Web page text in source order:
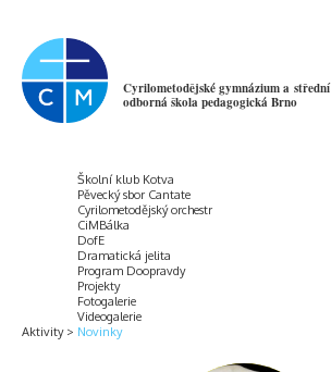
Cyrilometodějské gymnázium a střední
odborná škola pedagogická Brno
Aktivity
Školní klub Kotva
Pěvecký sbor Cantate
Cyrilometodějský orchestr
CiMBálka
DofE
Dramatická jelita
Program Doopravdy
Projekty
Fotogalerie
Videogalerie
Novinky